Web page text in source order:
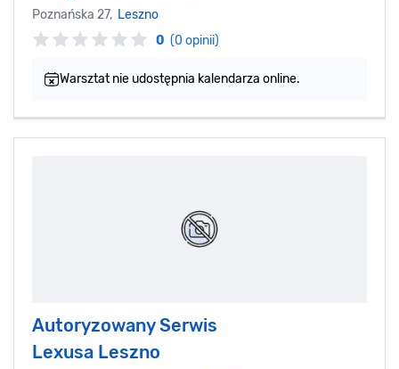
Poznańska 27, Leszno
0 (0 opinii)
Warsztat nie udostępnia kalendarza online.
Autoryzowany Serwis
Lexusa Leszno